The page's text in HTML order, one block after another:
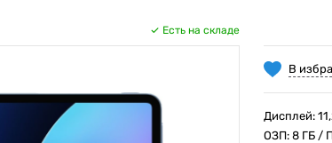
Есть на складе
В
Дисплей:
ОЗП: 8 ГБ /